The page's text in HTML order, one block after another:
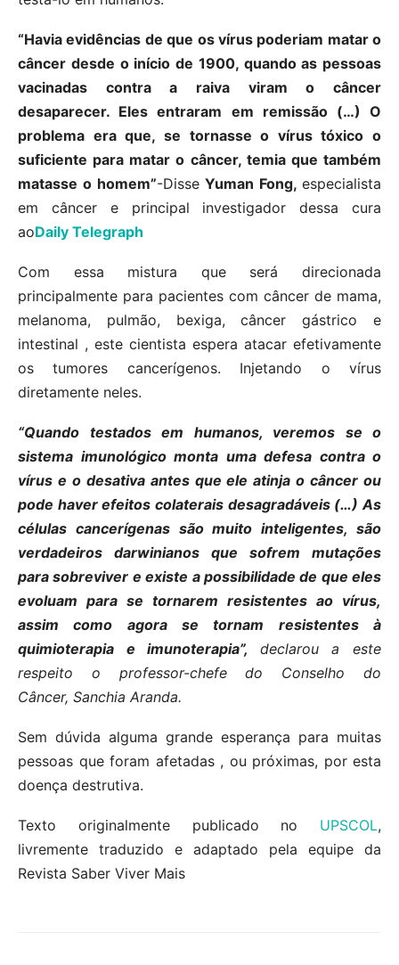
“Havia evidências de que os vírus poderiam matar o
câncer desde o início de 1900, quando as pessoas
vacinadas contra a raiva viram o câncer
desaparecer. Eles entraram em remissão (…) O
problema era que, se tornasse o vírus tóxico o
suficiente para matar o câncer, temia que também
matasse o homem”-DisseYuman Fong,especialista
em câncer e principal investigador dessa cura
aoDaily Telegraph
Com essa mistura que será direcionada
principalmente para pacientes com câncer de mama,
melanoma, pulmão, bexiga, câncer gástrico e
intestinal , este cientista espera atacar efetivamente
os tumores cancerígenos. Injetando o vírus
diretamente neles.
“Quando testados em humanos, veremos se o
sistema imunológico monta uma defesa contra o
vírus e o desativa antes que ele atinja o câncer ou
pode haver efeitos colaterais desagradáveis ​​(…) As
células cancerígenas são muito inteligentes, são
verdadeiros darwinianos que sofrem mutações
para sobreviver e existe a possibilidade de que eles
evoluam para se tornarem resistentes ao vírus,
assim como agora se tornam resistentes à
quimioterapia e imunoterapia”, declarou a este
respeito o professor-chefe do Conselho do
Câncer, Sanchia Aranda.
Sem dúvida alguma grande esperança para muitas
pessoas que foram afetadas , ou próximas, por esta
doença destrutiva.
Texto originalmente publicado no UPSCOL,
livremente traduzido e adaptado pela equipe da
Revista Saber Viver Mais